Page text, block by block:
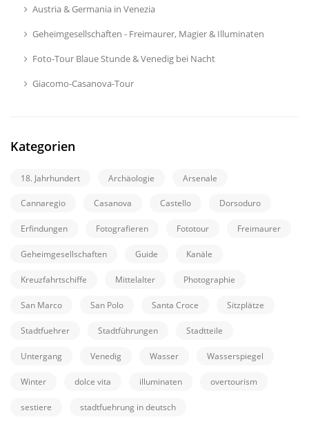
Austria & Germania in Venezia
Geheimgesellschaften - Freimaurer, Magier & Illuminaten
Foto-Tour Blaue Stunde & Venedig bei Nacht
Giacomo-Casanova-Tour
Kategorien
18. Jahrhundert Archäologie Arsenale
Cannaregio Casanova Castello Dorsoduro
Erfindungen Fotografieren Fototour Freimaurer
Geheimgesellschaften Guide Kanäle
Kreuzfahrtschiffe Mittelalter Photographie
San Marco San Polo Santa Croce Sitzplätze
Stadtfuehrer Stadtführungen Stadtteile
Untergang Venedig Wasser Wasserspiegel
Winter dolce vita illuminaten overtourism
sestiere stadtfuehrung in deutsch